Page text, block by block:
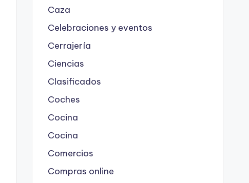
Caza
Celebraciones y eventos
Cerrajería
Ciencias
Clasificados
Coches
Cocina
Cocina
Comercios
Compras online